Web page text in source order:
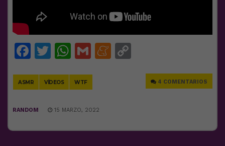
Facebook
Twitter
WhatsApp
GmailMeneame
ASMR VÍDEOS WTF 4 COMENTARIOS
RANDOM 15 MARZO, 2022